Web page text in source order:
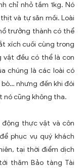
chỉ nhỏ tầm 1kg. Nó
và tự săn mồi. Loài
trưởng thành có thể
xích cuối cùng trong
vật đều có thể là con
chúng là các loài có
nhưng đến khi đói
nó cũng không tha.
thực vật và côn
phục vụ quý khách
tại thời điểm dịch
thăm Bảo tàng Tài